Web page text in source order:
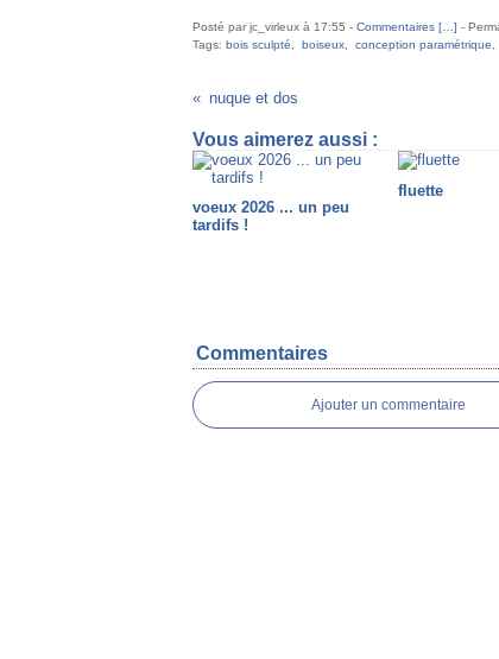
Posté par jc_virleux à 17:55 - Commentaires [ ] -
Tags: bois sculpté boiseux conception paramétrique
nuque et dos
Vous aimerez aussi :
voeux 2026 ... un peu
tardifs !
fluette
Commentaires
Ajouter un commentaire